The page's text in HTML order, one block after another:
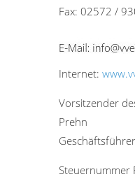
Fax: 02572 /
Internet:
Vorsitzender
Prehn
Steuernummer